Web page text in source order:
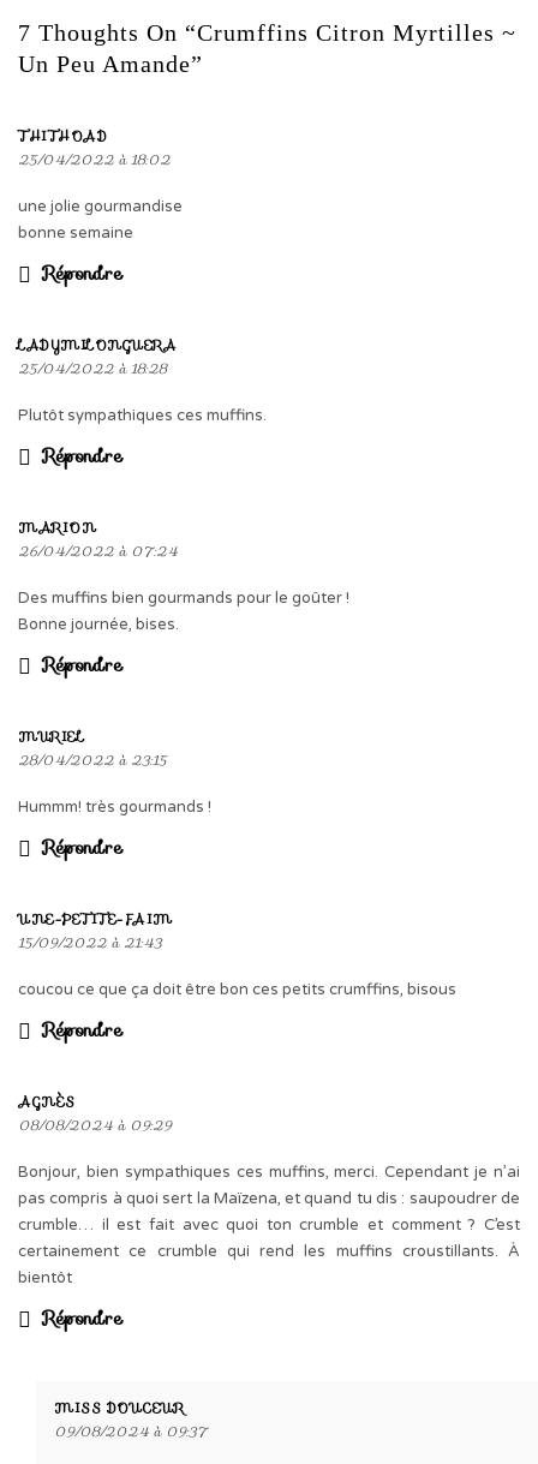
7 Thoughts On “Crumffins Citron Myrtilles ~
Un Peu Amande”
THITHOAD
25/04/2022 à 18:02
une jolie gourmandise
bonne semaine
Répondre
LADYMILONGUERA
25/04/2022 à 18:28
Plutôt sympathiques ces muffins.
Répondre
MARION
26/04/2022 à 07:24
Des muffins bien gourmands pour le goûter !
Bonne journée, bises.
Répondre
MURIEL
28/04/2022 à 23:15
Hummm! très gourmands !
Répondre
UNE-PETITE-FAIM
15/09/2022 à 21:43
coucou ce que ça doit être bon ces petits crumffins, bisous
Répondre
AGNÈS
08/08/2024 à 09:29
Bonjour, bien sympathiques ces muffins, merci. Cependant je n’ai
pas compris à quoi sert la Maïzena, et quand tu dis : saupoudrer de
crumble… il est fait avec quoi ton crumble et comment ? C’est
certainement ce crumble qui rend les muffins croustillants. À
bientôt
Répondre
MISS DOUCEUR
09/08/2024 à 09:37